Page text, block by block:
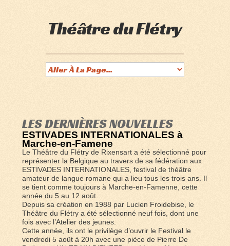
Théâtre du Flétry
LES DERNIÈRES NOUVELLES
ESTIVADES INTERNATIONALES à
Marche-en-Famene
Le Théâtre du Flétry de Rixensart a été sélectionné pour
représenter la Belgique au travers de sa fédération aux
ESTIVADES INTERNATIONALES, festival de théâtre
amateur de langue romane qui a lieu tous les trois ans. Il
se tient comme toujours à Marche-en-Famenne, cette
année du 5 au 12 août.
Depuis sa création en 1988 par Lucien Froidebise, le
Théâtre du Flétry a été sélectionné neuf fois, dont une
fois avec l’Atelier des jeunes.
Cette année, ils ont le privilège d’ouvrir le Festival le
vendredi 5 août à 20h avec une pièce de Pierre De